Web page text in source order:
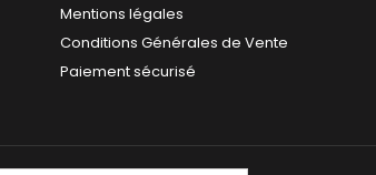
Mentions légales
Conditions Générales de Vente
Paiement sécurisé